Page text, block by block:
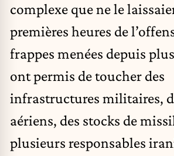
complexe que ne le
premières heures de
frappes menées depuis
ont permis de toucher des
infrastructures militaires,
aériens, des stocks de
plusieurs responsables